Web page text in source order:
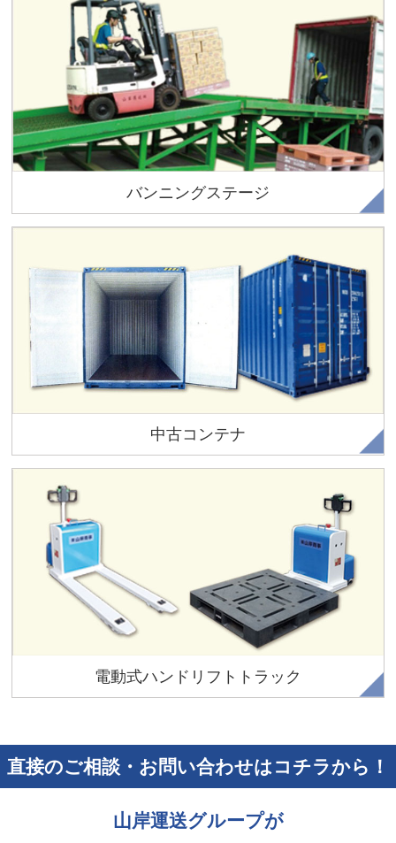
バンニングステージ
組立簡単！海上コンテナの貨物積み降ろしを短時間に行えま
中古コンテナ
ご要望に応じシャッター取付などの各種改造、塗装も行いま
す。
電動式ハンドリフトトラック
コンパクトなスタイルと設計でだれでも簡単操作により重量
物の運搬、移動を可能にします。
直接のご相談・お問い合わせはコチラから！
山岸運送グループが